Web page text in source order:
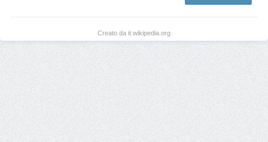
Creato da it.wikipedia.org